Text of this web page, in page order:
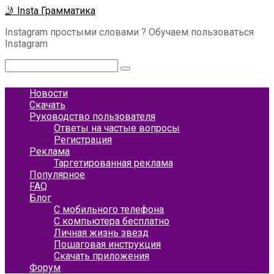
Перейти
контенту
🤳 Insta Грамматика
Instagram простыми словами ? Обучаем пользоваться
Instagram
Новости
Скачать
Руководство пользователя
Ответы на частые вопросы
Регистрация
Реклама
Таргетированная реклама
Популярное
FAQ
Блог
С мобильного телефона
С компьютера бесплатно
Личная жизнь звезд
Пошаговая инструкция
Скачать приложения
Форум